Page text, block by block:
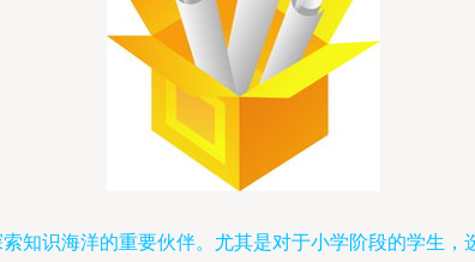
知识海洋的重要伙伴。尤其是对于小学阶段的学生